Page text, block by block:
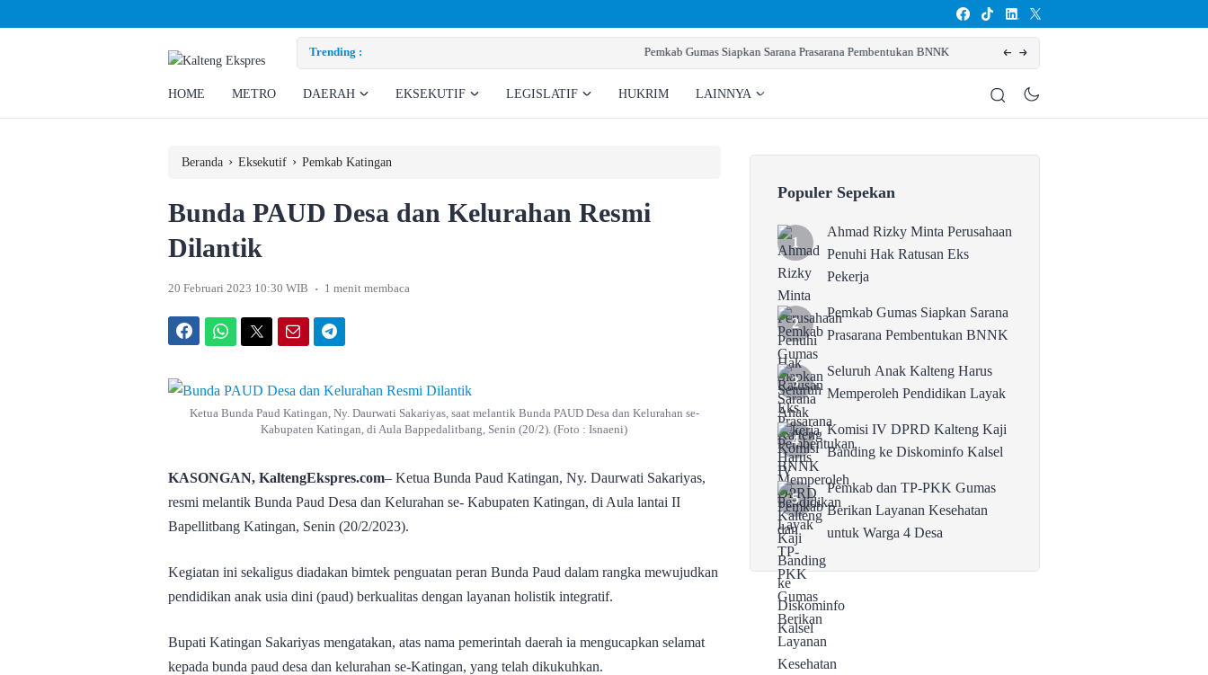
Trending : Pemkab Gumas Siapkan Sarana Prasarana Pembentukan BNNK Seluruh Anak Kalteng Harus
HOME METRO DAERAH EKSEKUTIF LEGISLATIF HUKRIM LAINNYA
Beranda › Eksekutif › Pemkab Katingan
Bunda PAUD Desa dan Kelurahan Resmi
Dilantik
20 Februari 2023 10:30 WIB . 1 menit membaca
Ketua Bunda Paud Katingan, Ny. Daurwati Sakariyas, saat melantik Bunda PAUD Desa dan Kelurahan se-
Kabupaten Katingan, di Aula Bappedalitbang, Senin (20/2). (Foto : Isnaeni)
KASONGAN, KaltengEkspres.com– Ketua Bunda Paud Katingan, Ny. Daurwati Sakariyas,
resmi melantik Bunda Paud Desa dan Kelurahan se- Kabupaten Katingan, di Aula lantai II
Bapellitbang Katingan, Senin (20/2/2023).
Kegiatan ini sekaligus diadakan bimtek penguatan peran Bunda Paud dalam rangka mewujudkan
pendidikan anak usia dini (paud) berkualitas dengan layanan holistik integratif.
Bupati Katingan Sakariyas mengatakan, atas nama pemerintah daerah ia mengucapkan selamat
kepada bunda paud desa dan kelurahan se-Katingan, yang telah dikukuhkan.
Populer Sepekan
Ahmad Rizky Minta Perusahaan
Penuhi Hak Ratusan Eks
Pekerja
Pemkab Gumas Siapkan Sarana
Prasarana Pembentukan BNNK
Seluruh Anak Kalteng Harus
Memperoleh Pendidikan Layak
Komisi IV DPRD Kalteng Kaji
Banding ke Diskominfo Kalsel
Pemkab dan TP-PKK Gumas
Berikan Layanan Kesehatan
untuk Warga 4 Desa